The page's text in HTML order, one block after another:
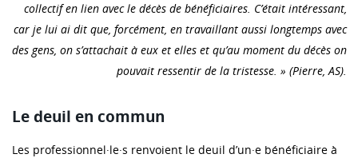
collectif en lien avec le décès de bénéficiaires. C’était intéressant,
car je lui ai dit que, forcément, en travaillant aussi longtemps avec
des gens, on s’attachait à eux et elles et qu’au moment du décès on
pouvait ressentir de la tristesse. » (Pierre, AS).
Le deuil en commun
Les professionnel·le·s renvoient le deuil d’un·e bénéficiaire à